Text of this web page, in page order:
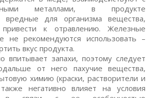
металлами, в продукте
вредные для организма вещества,
привести к отравлению. Железные
не рекомендуются использовать –
вкус продукта.
впитывает запахи, поэтому следует
от него пахучие вещества,
химию (краски, растворители и
негативно влияет на условия